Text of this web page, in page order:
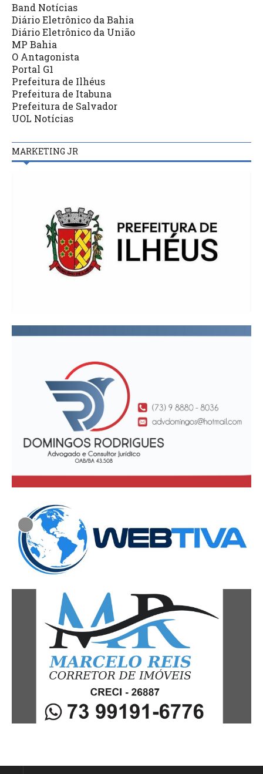
Band Notícias
Diário Eletrônico da Bahia
Diário Eletrônico da União
MP Bahia
O Antagonista
Portal G1
Prefeitura de Ilhéus
Prefeitura de Itabuna
Prefeitura de Salvador
UOL Notícias
MARKETING JR